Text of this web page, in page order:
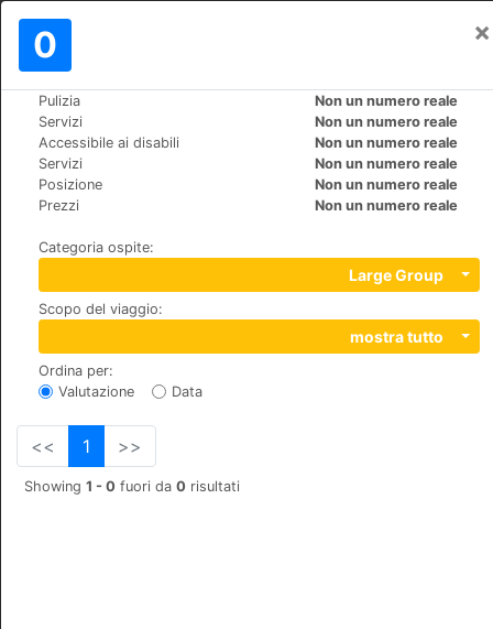
0 ×
Pulizia
Non un numero reale
Servizi
Non un numero reale
Accessibile ai disabili
Non un numero reale
Servizi
Non un numero reale
Posizione
Non un numero reale
Prezzi
Non un numero reale
Categoria ospite:
Large Group
Scopo del viaggio:
mostra tutto
Ordina per:
Valutazione
Data
<< 1 >>
Showing 1 - 0 fuori da 0 risultati
Mondo>
Trezzini Palace
+7 (8)123136622
University emb., 21, 199034